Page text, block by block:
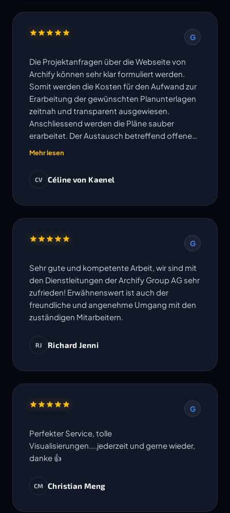
G
Die Projektanfragen über die Webseite von
Archify können sehr klar formuliert werden.
Somit werden die Kosten für den Aufwand zur
Erarbeitung der gewünschten Planunterlagen
zeitnah und transparent ausgewiesen.
Anschliessend werden die Pläne sauber
erarbeitet. Der Austausch betreffend offenen
Fragen erfolgt sehr unkompliziert und
Termine werden eingehalten. Ich freue mich
Mehr lesen
CV Céline von Kaenel
G
Sehr gute und kompetente Arbeit, wir sind mit
den Dienstleitungen der Archify Group AG sehr
zufrieden! Erwähnenswert ist auch der
freundliche und angenehme Umgang mit den
zuständigen Mitarbeitern.
RJ Richard Jenni
G
Perfekter Service, tolle
Visualisierungen....jederzeit und gerne wieder,
danke 👍
CM Christian Meng